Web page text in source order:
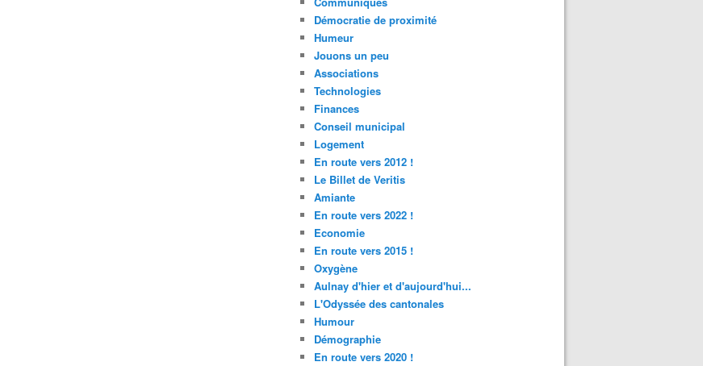
Démocratie de proximité
Humeur
Jouons un peu
Associations
Technologies
Finances
Conseil municipal
Logement
En route vers 2012 !
Le Billet de Veritis
Amiante
En route vers 2022 !
Economie
En route vers 2015 !
Oxygène
Aulnay d'hier et d'aujourd'hui...
L'Odyssée des cantonales
Humour
Démographie
En route vers 2020 !